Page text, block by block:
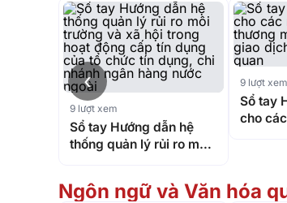
‹
9 lượt xem
Sổ tay Hướng dẫn hệ
thống quản lý rủi ro môi
của tổ chức tín dụng, chi
9 lượt xem
Sổ tay
cho
Ngôn ngữ và Văn hóa